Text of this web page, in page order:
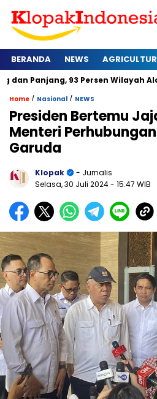
BERANDA NEWS
93 Persen Wilayah Alami Hujan
Home / Nasional / NEWS
Presiden Bertemu
Menteri
Garuda
Klopak
- Jurnalis
Selasa, 30 Juli 2024- 15:47 WIB